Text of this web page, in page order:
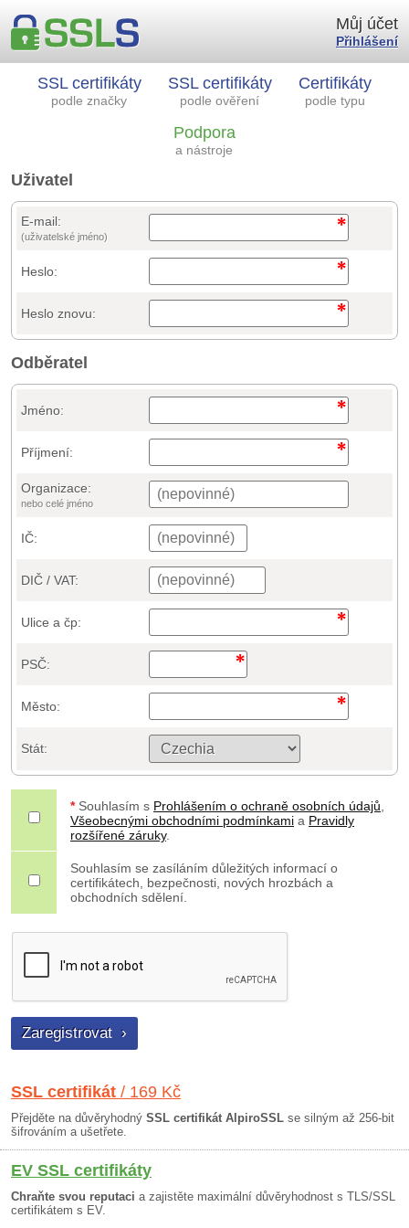
SSL certifikáty
podle značky
SSL certifikáty
podle ověření
Certifikáty
podle typu
Podpora
a nástroje
Můj účet
Přihlášení
Uživatel
E-mail:
(uživatelské jméno)
Heslo:
Heslo znovu:
Odběratel
Jméno:
Příjmení:
Organizace:
nebo celé jméno
IČ:
DIČ / VAT:
Ulice a čp:
PSČ:
Město:
Stát:
* Souhlasím s Prohlášením o ochraně osobních údajů
Všeobecnými obchodními podmínkami a Pravidly
rozšířené záruky.
Souhlasím se zasíláním důležitých informací o
certifikátech, bezpečnosti, nových hrozbách a
obchodních sdělení.
SSL certifikát / 169 Kč
Přejděte na důvěryhodný SSL certifikát AlpiroSSL se silným až 256-bit
šifrováním a ušetřete.
EV SSL certifikáty
Chraňte svou reputaci a zajistěte maximální důvěryhodnost s TLS/SSL
certifikátem s EV.